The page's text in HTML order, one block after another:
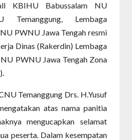
KBIHU Babussalam NU
Temanggung, Lembaga
PWNU Jawa Tengah resmi
Dinas (Rakerdin) Lembaga
PWNU Jawa Tengah Zona
Temanggung Drs. H.Yusuf
atas nama panitia
mengucapkan selamat
peserta. Dalam kesempatan